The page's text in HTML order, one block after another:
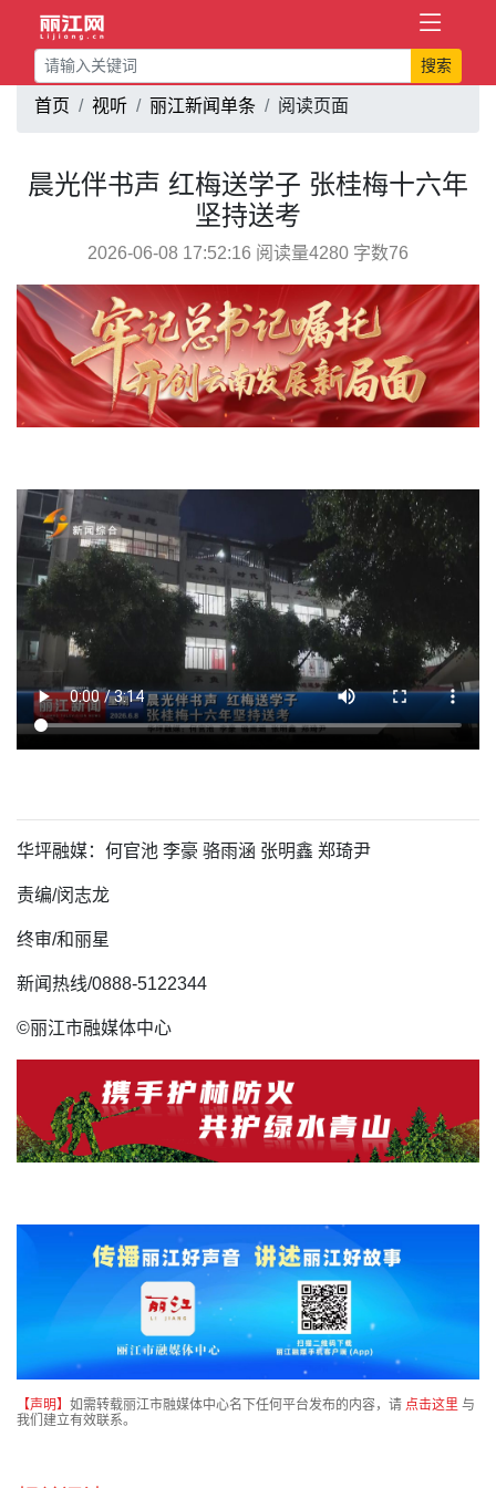
搜索
首页 视听 丽江新闻单条 阅读页面
晨光伴书声 红梅送学子 张桂梅十六年
坚持送考
2026-06-08 17:52:16 阅读量4280 字数76
华坪融媒：何官池 李豪 骆雨涵 张明鑫 郑琦尹
责编/闵志龙
终审/和丽星
新闻热线/0888-5122344
©丽江市融媒体中心
【声明】 如需转载丽江市融媒体中心名下任何平台发布的内容，请 点击这里 与
我们建立有效联系。